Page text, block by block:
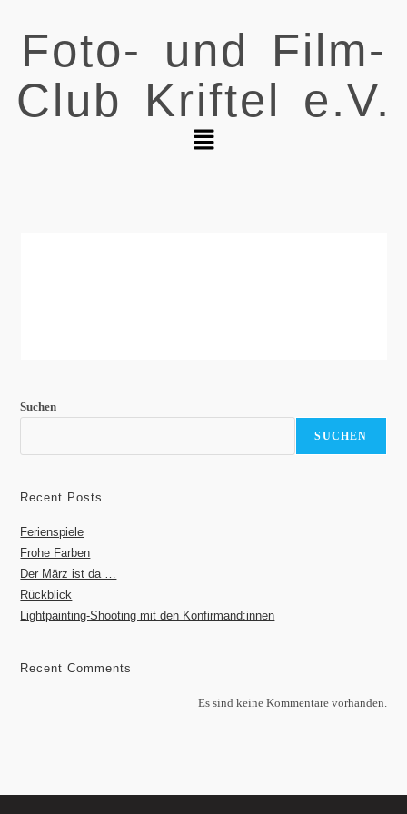
Foto- und Film-
Club Kriftel e.V.
Suchen
SUCHEN
Recent Posts
Ferienspiele
Frohe Farben
Der März ist da …
Rückblick
Lightpainting-Shooting mit den Konfirmand:innen
Recent Comments
Es sind keine Kommentare vorhanden.